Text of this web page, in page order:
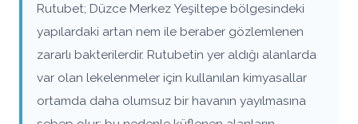
Rutubet; Düzce Merkez Yeşiltepe bölgesindeki
yapılardaki artan nem ile beraber gözlemlenen
zararlı bakterilerdir. Rutubetin yer aldığı alanlarda
var olan lekelenmeler için kullanılan kimyasallar
ortamda daha olumsuz bir havanın yayılmasına